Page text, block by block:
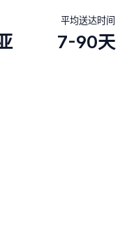
平均送达时间
7-90天